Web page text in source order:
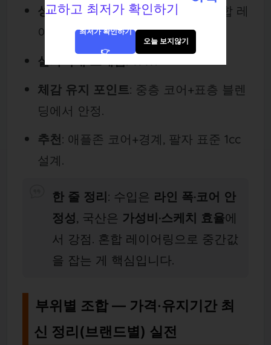
성향: 지지/스무딩 라인 세분화. 혼합 레
이어링 용이.
실가격대 프레임
체감 유지 포인트: 중층 코어+표층 블렌
딩에서 안정.
추천: 애플존 코어+경계, 팔자 표준 1cc
설계.
한 줄 정리: 수입은 라인 폭·코어 안
정성 , 국산은 가성비·스케치 효율에
서 강점. 혼합 레이어링으로 중간값
을 잡는 게 핵심입니다.
부위별 조합 — 가격·유지기간 최
신 정리(브랜드별) 실전
최저가 확인하기
👉
오늘 보지않기